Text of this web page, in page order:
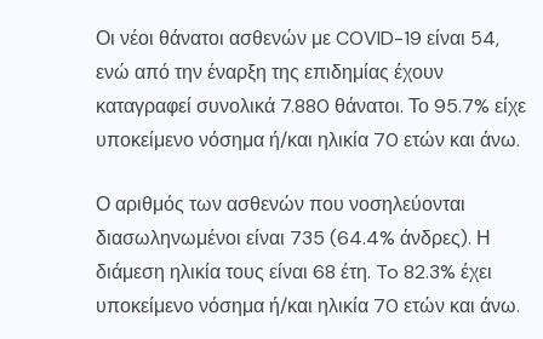
Οι νέοι θάνατοι ασθενών με COVID-19 είναι 54,
ενώ από την έναρξη της επιδημίας έχουν
καταγραφεί συνολικά 7.880 θάνατοι. Το 95.7% είχε
υποκείμενο νόσημα ή/και ηλικία 70 ετών και άνω.
Ο αριθμός των ασθενών που νοσηλεύονται
διασωληνωμένοι είναι 735 (64.4% άνδρες). Η
διάμεση ηλικία τους είναι 68 έτη. To 82.3% έχει
υποκείμενο νόσημα ή/και ηλικία 70 ετών και άνω.